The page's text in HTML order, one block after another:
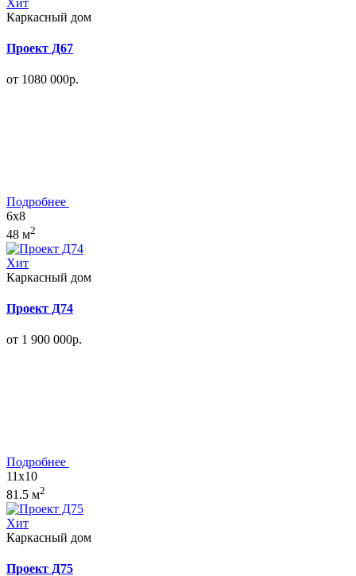
Каркасный дом
Проект Д67
от 1080 000р.
Подробнее
6x8
48 м2
Хит
Каркасный дом
Проект Д74
от 1 900 000р.
Подробнее
11x10
81.5 м2
Хит
Каркасный дом
Проект Д75